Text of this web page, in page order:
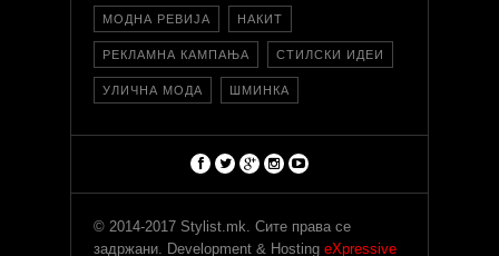
МОДНА РЕВИЈА НАКИТ
РЕКЛАМНА КАМПАЊА СТИЛСКИ ИДЕИ
УЛИЧНА МОДА ШМИНКА
© 2014-2017 Stylist.mk. Сите права се
задржани. Development & Hosting eXpressive